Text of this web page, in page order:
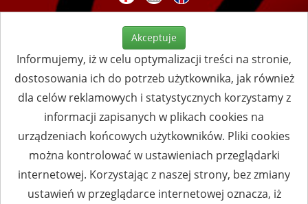
Akceptuje
Informujemy, iż w celu optymalizacji treści na stronie,
dostosowania ich do potrzeb użytkownika, jak również
dla celów reklamowych i statystycznych korzystamy z
informacji zapisanych w plikach cookies na
urządzeniach końcowych użytkowników. Pliki cookies
można kontrolować w ustawieniach przeglądarki
internetowej. Korzystając z naszej strony, bez zmiany
ustawień w przeglądarce internetowej oznacza, iż